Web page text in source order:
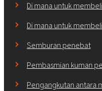
Di mana untuk
Di mana untuk
Semburan penebat
Pembasmian kuman
Pengangkutan antara